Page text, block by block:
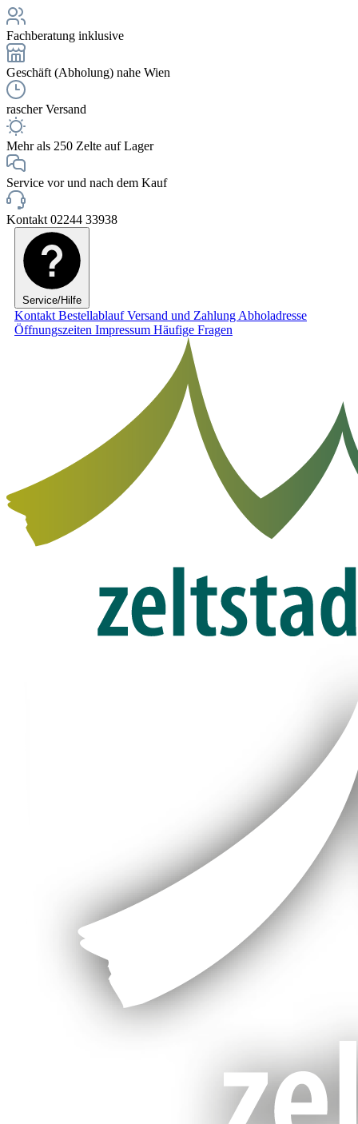
Fachberatung inklusive
Geschäft (Abholung) nahe Wien
rascher Versand
Mehr als 250 Zelte auf Lager
Service vor und nach dem Kauf
Kontakt 02244 33938
Service/Hilfe
Kontakt BestellablaufVersand und Zahlung Abholadresse
Öffnungszeiten Impressum Häufige Fragen